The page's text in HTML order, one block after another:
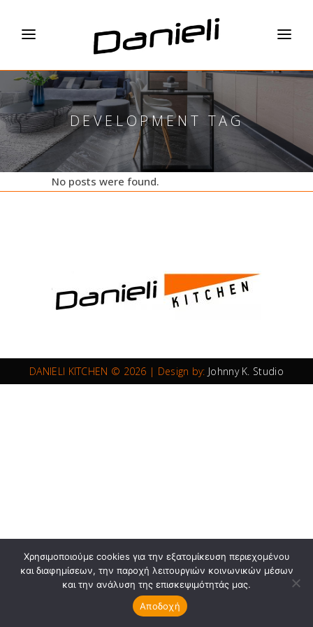
DEVELOPMENT TAG
No posts were found.
DANIELI KITCHEN © 2026 | Design by: Johnny K. Studio
Χρησιμοποιούμε cookies για την εξατομίκευση περιεχομένου
και διαφημίσεων, την παροχή λειτουργιών κοινωνικών μέσων
και την ανάλυση της επισκεψιμότητάς μας.
Αποδοχή